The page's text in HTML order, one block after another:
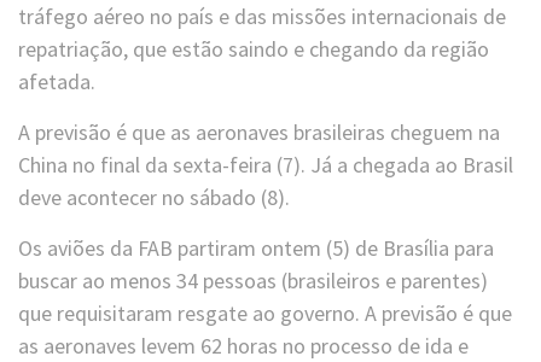
tráfego aéreo no país e das missões internacionais de
repatriação, que estão saindo e chegando da região
afetada.
A previsão é que as aeronaves brasileiras cheguem na
China no final da sexta-feira (7). Já a chegada ao Brasil
deve acontecer no sábado (8).
Os aviões da FAB partiram ontem (5) de Brasília para
buscar ao menos 34 pessoas (brasileiros e parentes)
que requisitaram resgate ao governo. A previsão é que
as aeronaves levem 62 horas no processo de ida e